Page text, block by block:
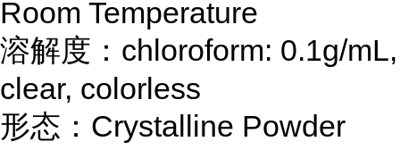
Room Temperature
溶解度：chloroform: 0.1g/mL,
clear, colorless
形态：Crystalline Powder